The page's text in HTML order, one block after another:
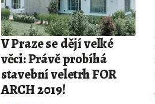
V Praze se dějí velké
věci: Právě probíhá
stavební veletrh FOR
ARCH 2019!